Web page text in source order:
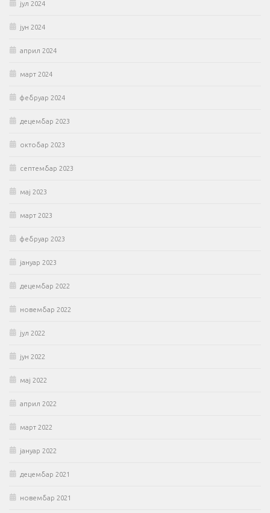
јул 2024
јун 2024
април 2024
март 2024
фебруар 2024
децембар 2023
октобар 2023
септембар 2023
мај 2023
март 2023
фебруар 2023
јануар 2023
децембар 2022
новембар 2022
јул 2022
јун 2022
мај 2022
април 2022
март 2022
јануар 2022
децембар 2021
новембар 2021